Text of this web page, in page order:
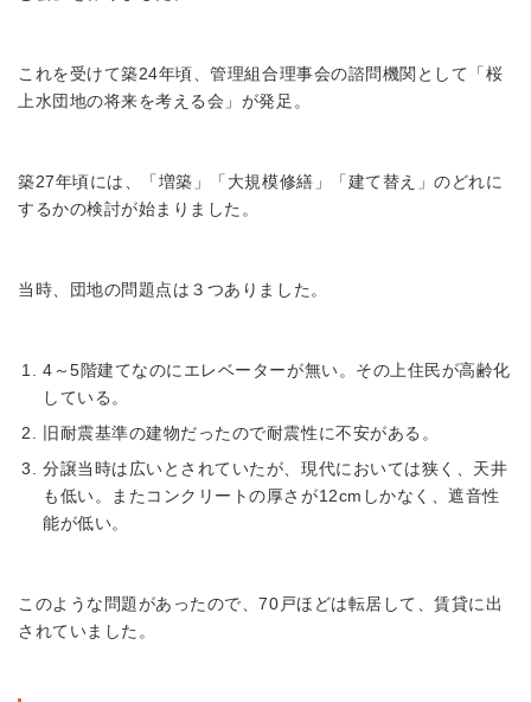
これを受けて築24年頃、管理組合理事会の諮問機関として「桜
上水団地の将来を考える会」が発足。
築27年頃には、「増築」「大規模修繕」「建て替え」のどれに
するかの検討が始まりました。
当時、団地の問題点は３つありました。
4～5階建てなのにエレベーターが無い。その上住民が高齢化
している。
旧耐震基準の建物だったので耐震性に不安がある。
分譲当時は広いとされていたが、現代においては狭く、天井
も低い。またコンクリートの厚さが12cmしかなく、遮音性
能が低い。
このような問題があったので、70戸ほどは転居して、賃貸に出
されていました。